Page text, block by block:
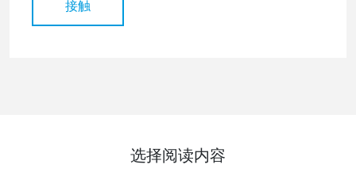
接触
选择阅读内容